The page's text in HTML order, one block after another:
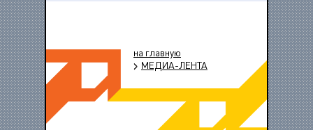
на главную
МЕДИА-ЛЕНТА